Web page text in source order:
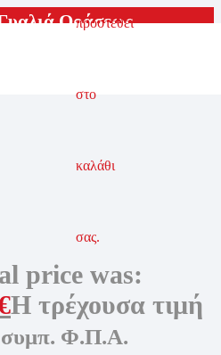
προστεθεί
στο
καλάθι
σας.
Οράσεως
price was:
Η τρέχουσα τιμή
συμπ. Φ.Π.Α.